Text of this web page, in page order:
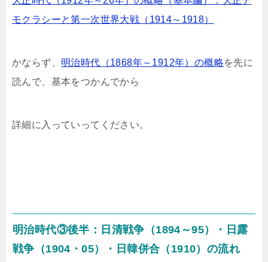
モクラシーと第一次世界大戦（1914～1918）
かならず、 明治時代（1868年～1912年）の概略を先に
読んで、基本をつかんでから
詳細に入っていってください。
明治時代③後半：日清戦争（1894～95）・日露
戦争（1904・05）・日韓併合（1910）の流れ